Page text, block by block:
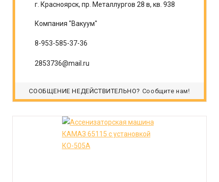
г. Красноярск, пр. Металлургов 28 в, кв. 938
Компания "Вакуум"
8-953-585-37-36
2853736@mail.ru
СООБЩЕНИЕ НЕДЕЙСТВИТЕЛЬНО? Сообщите нам!